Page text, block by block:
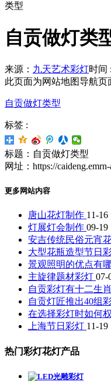
类型
自贡做灯类
来源： 九天艺术彩灯时间
此页面为网站地图导航页
自贡做灯类型
标签 :
标题：自贡做灯类型
网址：https://
更多网站内容
唐山花灯制作 11-16
灯展灯会制作 09-19
安吉传统民俗元宵
大型花瓶造型节日
景观照明的优点有
主旋律题材彩灯 07-
自贡彩灯有十二生
自贡灯匠推出40组
在选择彩灯时如何
上海节日彩灯 11-19
热门彩灯花灯产品